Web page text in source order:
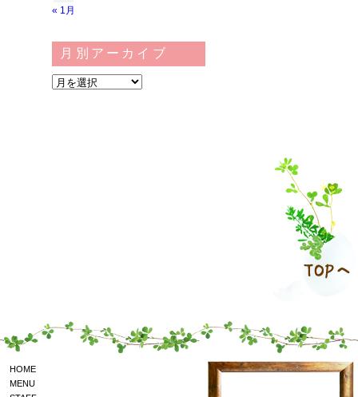
« 1月
月別アーカイブ
HOME
MENU